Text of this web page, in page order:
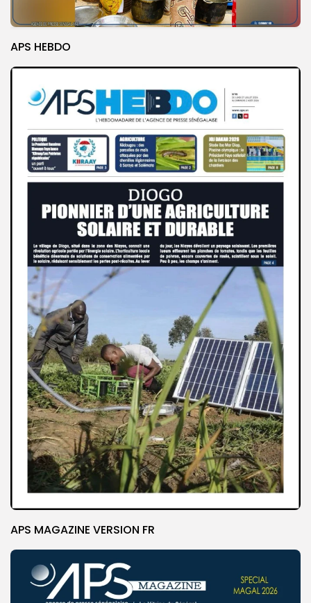
APS HEBDO
APS MAGAZINE VERSION FR